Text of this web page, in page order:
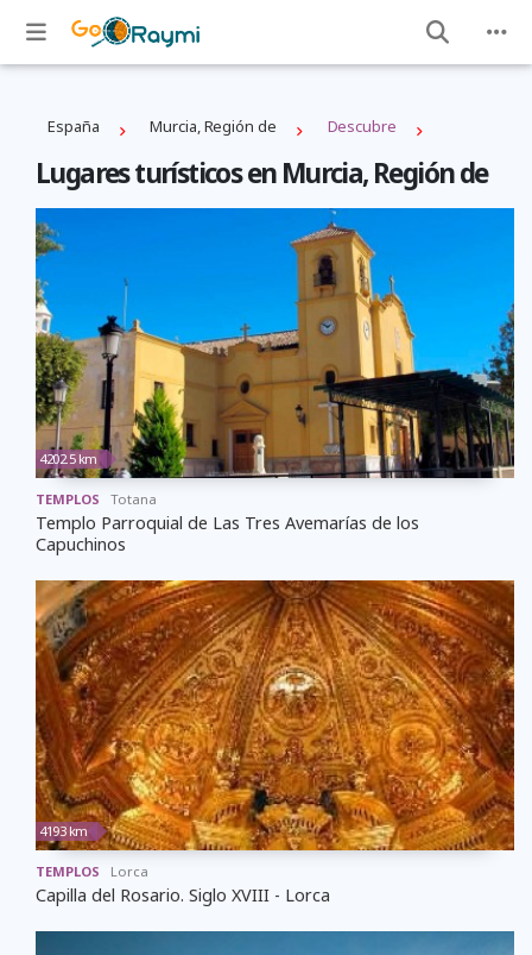
España Murcia, Región de Descubre
Lugares turísticos en Murcia, Región de
4202.5 km
TEMPLOS Totana
Templo Parroquial de Las Tres Avemarías de los
Capuchinos
4193 km
TEMPLOS Lorca
Capilla del Rosario. Siglo XVIII - Lorca